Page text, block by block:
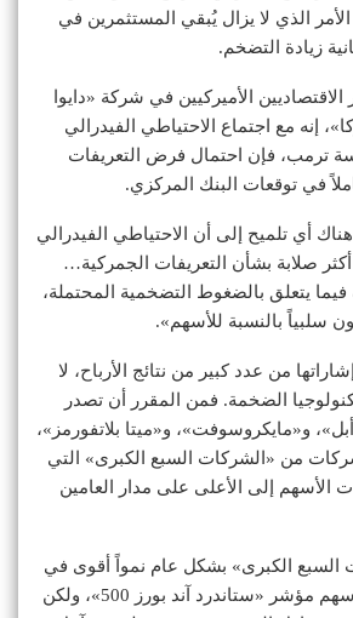
الأمر الذي لا يزال يُبقي المستثمرين في
زيادة التضخم.
الاقتصاديين الأميركيين في شركة «دايوا
إنه مع اجتماع الاحتياطي الفيدرالي
ترمب، فإن احتمال فرض التعريفات
في توقعات البنك المركزي.
أي تلميح إلى أن الاحتياطي الفيدرالي
صلابة بشأن التعريفات الجمركية…
فيما يتعلق بالضغوط التضخمية المحتملة،
سلبياً بالنسبة للأسهم».
من عدد كبير من نتائج الأرباح، لا
الضخمة. فمن المقرر أن تصدر
و«مايكروسوفت»، و«ميتا بلاتفورمز»،
من «الشركات السبع الكبرى» التي
إلى الأعلى على مدار العامين
الكبرى» بشكل عام نمواً أقوى في
الأرباح مقارنة ببقية أسهم مؤشر «ستاندرد آند بورز 500»، ولكن